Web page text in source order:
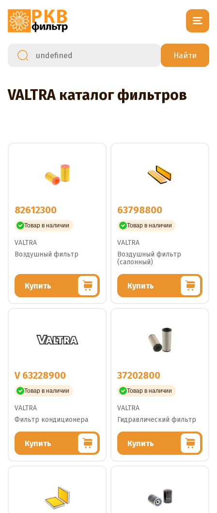
VALTRA каталог фильтров
82612300
Товар в наличии
VALTRA
Воздушный фильтр
Купить
63798800
Товар в наличии
VALTRA
Воздушный фильтр
(салонный)
Купить
V 63228900
Товар в наличии
VALTRA
Фильтр кондиционера
Купить
37202800
Товар в наличии
VALTRA
Гидравлический фильтр
Купить